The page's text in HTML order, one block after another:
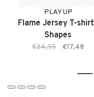
PLAY UP
Flame Jersey T-shirt |
Shapes
€34,95 €17,48
1